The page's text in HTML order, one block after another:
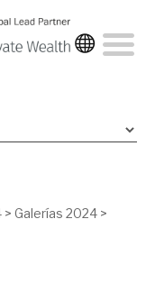
> Galerías 2024 >